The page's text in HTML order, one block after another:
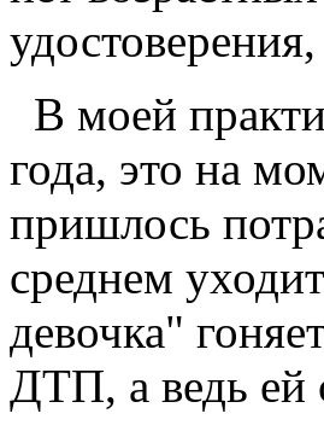
В моей
года, это на
пришлось
среднем
девочка"
ДТП, а ведь ей